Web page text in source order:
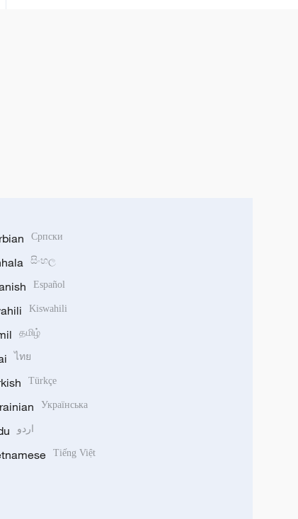
Српски
සිංහල
Español
Kiswahili
தமிழ்
ไทย
Türkçe
Українська
اردو
Tiếng Việt